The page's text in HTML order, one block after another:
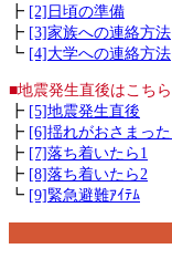
┣ [2]日頃の準備
┣ [3]家族への連絡方法
┗ [4]大学への連絡方法
■地震発生直後はこち
┣ [5]地震発生直後
┣ [6]揺れがおさまった
┣ [7]落ち着いたら1
┣ [8]落ち着いたら2
┗ [9]緊急避難ｱｲﾃﾑ